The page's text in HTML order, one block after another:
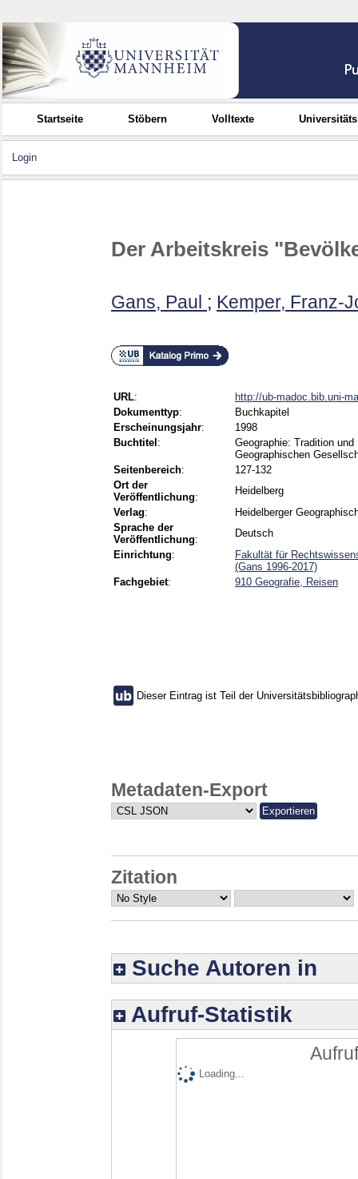
Startseite Stöbern Volltexte
Login
Der Arbeitskreis
Gans, Paul ; Kemper, Franz-
URL:
http://ub-madoc.bib.uni-
Dokumenttyp:
Buchkapitel
Erscheinungsjahr:
1998
Buchtitel :
Geographie: Tradition
Geographischen
Seitenbereich:
127-132
Ort der
Veröffentlichung:
Heidelberg
Verlag:
Heidelberger
Sprache der
Veröffentlichung:
Deutsch
Einrichtung:
Fakultät für
(Gans 1996-2017)
Fachgebiet: 910 Geografie, Reisen
Dieser Eintrag ist Teil der
Metadaten-Export
Zitation
Suche Autoren in
Aufruf-Statistik
Loading...